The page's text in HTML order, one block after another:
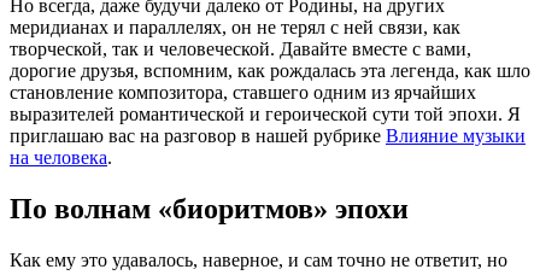
Но всегда, даже будучи далеко от Родины, на других
меридианах и параллелях, он не терял с ней связи, как
творческой, так и человеческой. Давайте вместе с вами,
дорогие друзья, вспомним, как рождалась эта легенда, как шло
становление композитора, ставшего одним из ярчайших
выразителей романтической и героической сути той эпохи. Я
приглашаю вас на разговор в нашей рубрике Влияние музыки
на человека.
По волнам «биоритмов» эпохи
Как ему это удавалось, наверное, и сам точно не ответит, но